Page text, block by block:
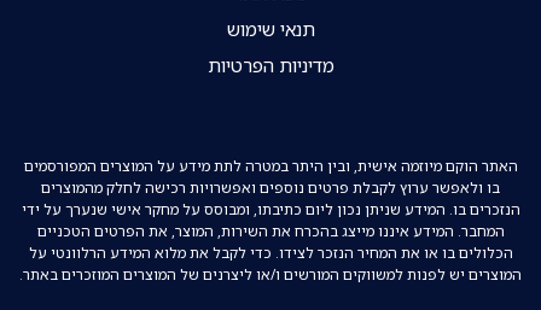
תנאי שימוש
מדיניות הפרטיות
האתר הוקם מיוזמה אישית, ובין היתר במטרה לתת מידע על המוצרים המפורסמים
בו ולאפשר ערוץ לקבלת פרטים נוספים ואפשרויות רכישה לחלק מהמוצרים
הנזכרים בו. המידע שניתן נכון ליום כתיבתו, ומבוסס על מחקר אישי שנערך על ידי
המחבר. המידע איננו מייצג בהכרח את השירות, המוצר, את הפרטים הטכניים
הכלולים בו או את המחיר הנזכר לצידו. כדי לקבל את מלוא המידע הרלוונטי על
המוצרים יש לפנות למשווקים המורשים ו/או ליצרנים של המוצרים המוזכרים באתר.